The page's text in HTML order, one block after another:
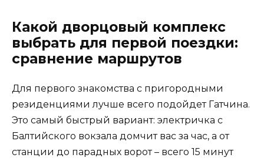
Какой дворцовый комплекс
выбрать для первой поездки:
сравнение маршрутов
Для первого знакомства с пригородными
резиденциями лучше всего подойдет Гатчина.
Это самый быстрый вариант: электричка с
Балтийского вокзала домчит вас за час, а от
станции до парадных ворот – всего 15 минут